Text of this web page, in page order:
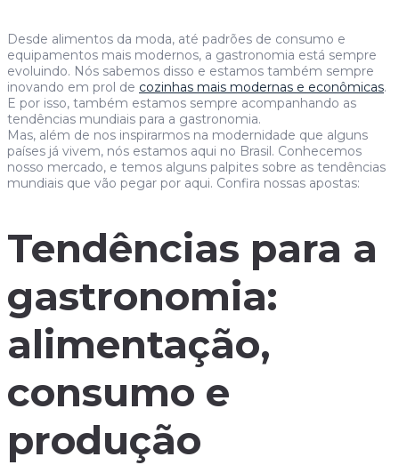
Desde alimentos da moda, até padrões de consumo e
equipamentos mais modernos, a gastronomia está sempre
evoluindo. Nós sabemos disso e estamos também sempre
inovando em prol de cozinhas mais modernas e econômicas.
E por isso, também estamos sempre acompanhando as
tendências mundiais para a gastronomia.
Mas, além de nos inspirarmos na modernidade que alguns
países já vivem, nós estamos aqui no Brasil. Conhecemos
nosso mercado, e temos alguns palpites sobre as tendências
mundiais que vão pegar por aqui. Confira nossas apostas:
Tendências para a
gastronomia:
alimentação,
consumo e
produção